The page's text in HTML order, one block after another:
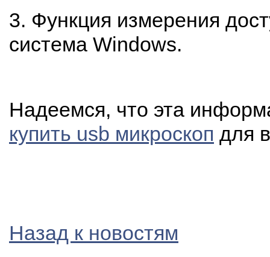
3. Функция измерения
система Windows.
Надеемся, что эта
купить usb микроскоп для
Назад к новостям